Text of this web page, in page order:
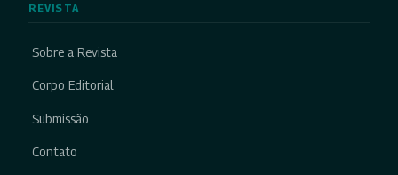
REVISTA
Sobre a Revista
Corpo Editorial
Submissão
Contato